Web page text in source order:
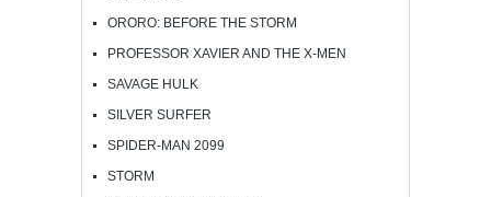
ORORO: BEFORE THE STORM
PROFESSOR XAVIER AND THE X-MEN
SAVAGE HULK
SILVER SURFER
SPIDER-MAN 2099
STORM